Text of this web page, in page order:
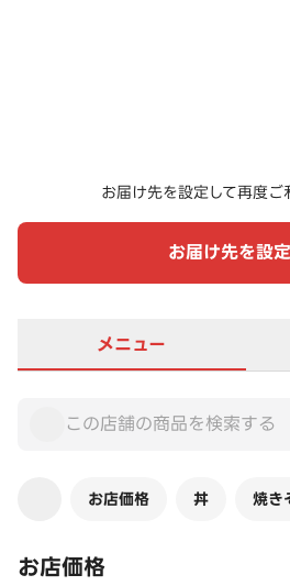
お届け先を設定して再度ご
お届け先を設
メニュー
お店価格 丼 焼き
お店価格